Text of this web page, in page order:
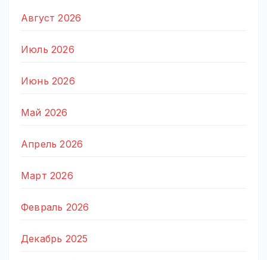
Август 2026
Июль 2026
Июнь 2026
Май 2026
Апрель 2026
Март 2026
Февраль 2026
Декабрь 2025